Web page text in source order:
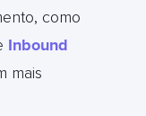
como
Inbound
mais